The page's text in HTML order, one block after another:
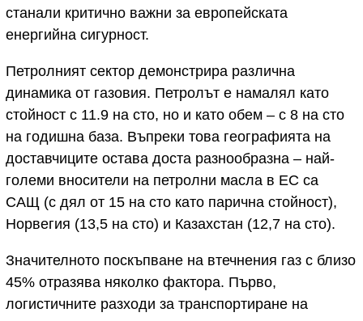
станали критично важни за европейската
енергийна сигурност.
Петролният сектор демонстрира различна
динамика от газовия. Петролът е намалял като
стойност с 11.9 на сто, но и като обем – с 8 на сто
на годишна база. Въпреки това географията на
доставчиците остава доста разнообразна – най-
големи вносители на петролни масла в ЕС са
САЩ (с дял от 15 на сто като парична стойност),
Норвегия (13,5 на сто) и Казахстан (12,7 на сто).
Значителното поскъпване на втечнения газ с близо
45% отразява няколко фактора. Първо,
логистичните разходи за транспортиране на